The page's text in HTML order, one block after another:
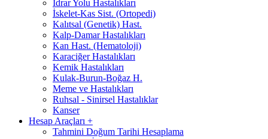
İdrar Yolu Hastalıkları
İskelet-Kas Sist. (Ortopedi)
Kalıtsal (Genetik) Hast.
Kalp-Damar Hastalıkları
Kan Hast. (Hematoloji)
Karaciğer Hastalıkları
Kemik Hastalıkları
Kulak-Burun-Boğaz H.
Meme ve Hastalıkları
Ruhsal - Sinirsel Hastalıklar
Kanser
Hesap Araçları +
Tahmini Doğum Tarihi Hesaplama